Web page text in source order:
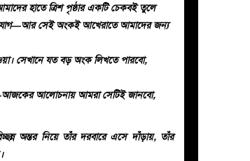
হাতে ত্রিশ পৃষ্ঠার একটি চেকবই তুলে
সুযোগ—আর সেই অংকই আখেরাতে আমাদের জন্য
সেখানে যত বড় অংক লিখতে পারবো,
আলোচনায় আমরা সেটিই জানবো,
অন্তর নিয়ে তাঁর দরবারে এসে দাঁড়ায়, তাঁর